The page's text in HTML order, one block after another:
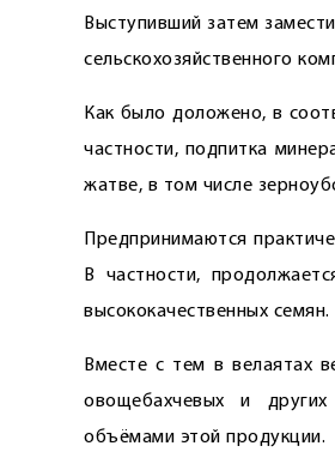
Выступивший затем
сельскохозяйственного
Как было доложено, в
частности, подпитка
жатве, в том числе
Предпринимаются
В частности,
высококачественных семян.
Вместе с тем в велаятах
овощебахчевых и других
объёмами этой продукции.